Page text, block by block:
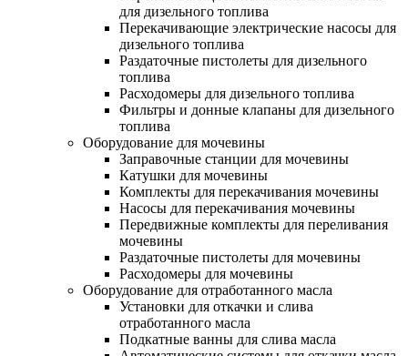
для дизельного топлива
Перекачивающие электрические насосы для
дизельного топлива
Раздаточные пистолеты для дизельного
топлива
Расходомеры для дизельного топлива
Фильтры и донные клапаны для дизельного
топлива
Оборудование для мочевины
Заправочные станции для мочевины
Катушки для мочевины
Комплекты для перекачивания мочевины
Насосы для перекачивания мочевины
Передвижные комплекты для переливания
мочевины
Раздаточные пистолеты для мочевины
Расходомеры для мочевины
Оборудование для отработанного масла
Установки для откачки и слива
отработанного масла
Подкатные ванны для слива масла